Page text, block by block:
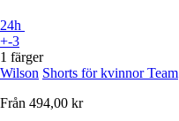
24h
+-3
1 färger
Wilson Shorts för kvinnor Team
Från 494,00 kr